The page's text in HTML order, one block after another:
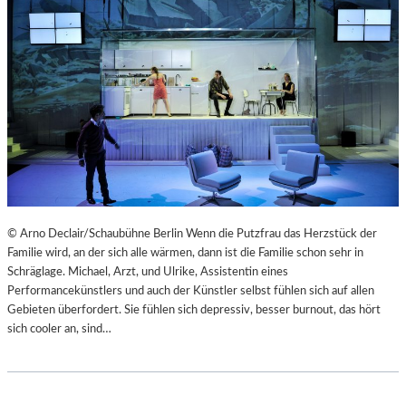
© Arno Declair/Schaubühne Berlin Wenn die Putzfrau das Herzstück der
Familie wird, an der sich alle wärmen, dann ist die Familie schon sehr in
Schräglage. Michael, Arzt, und Ulrike, Assistentin eines
Performancekünstlers und auch der Künstler selbst fühlen sich auf allen
Gebieten überfordert. Sie fühlen sich depressiv, besser burnout, das hört
sich cooler an, sind…